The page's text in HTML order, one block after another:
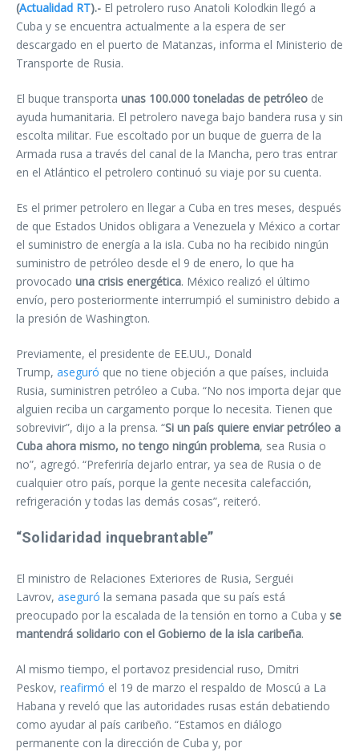
(Actualidad RT).- El petrolero ruso Anatoli Kolodkin llegó a
Cuba y se encuentra actualmente a la espera de ser
descargado en el puerto de Matanzas, informa el Ministerio de
Transporte de Rusia.
El buque transporta unas 100.000 toneladas de petróleo de
ayuda humanitaria. El petrolero navega bajo bandera rusa y sin
escolta militar. Fue escoltado por un buque de guerra de la
Armada rusa a través del canal de la Mancha, pero tras entrar
en el Atlántico el petrolero continuó su viaje por su cuenta.
Es el primer petrolero en llegar a Cuba en tres meses, después
de que Estados Unidos obligara a Venezuela y México a cortar
el suministro de energía a la isla. Cuba no ha recibido ningún
suministro de petróleo desde el 9 de enero, lo que ha
provocado una crisis energética. México realizó el último
envío, pero posteriormente interrumpió el suministro debido a
la presión de Washington.
Previamente, el presidente de EE.UU., Donald
Trump, aseguró que no tiene objeción a que países, incluida
Rusia, suministren petróleo a Cuba. “No nos importa dejar que
alguien reciba un cargamento porque lo necesita. Tienen que
sobrevivir”, dijo a la prensa. “Si un país quiere enviar petróleo a
Cuba ahora mismo, no tengo ningún problema, sea Rusia o
no”, agregó. “Preferiría dejarlo entrar, ya sea de Rusia o de
cualquier otro país, porque la gente necesita calefacción,
refrigeración y todas las demás cosas”, reiteró.
“Solidaridad inquebrantable”
El ministro de Relaciones Exteriores de Rusia, Serguéi
Lavrov, aseguró la semana pasada que su país está
preocupado por la escalada de la tensión en torno a Cuba y se
mantendrá solidario con el Gobierno de la isla caribeña.
Al mismo tiempo, el portavoz presidencial ruso, Dmitri
Peskov, reafirmó el 19 de marzo el respaldo de Moscú a La
Habana y reveló que las autoridades rusas están debatiendo
como ayudar al país caribeño. “Estamos en diálogo
permanente con la dirección de Cuba y, por